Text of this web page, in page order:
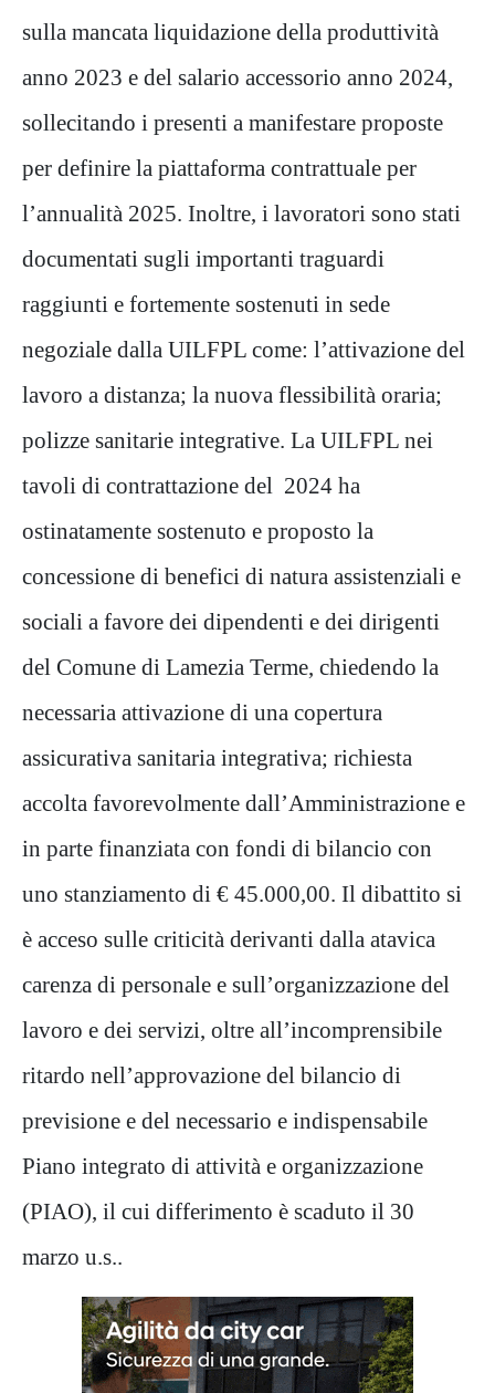
sulla mancata liquidazione della produttività
anno 2023 e del salario accessorio anno 2024,
sollecitando i presenti a manifestare proposte
per definire la piattaforma contrattuale per
l’annualità 2025. Inoltre, i lavoratori sono stati
documentati sugli importanti traguardi
raggiunti e fortemente sostenuti in sede
negoziale dalla UILFPL come: l’attivazione del
lavoro a distanza; la nuova flessibilità oraria;
polizze sanitarie integrative. La UILFPL nei
tavoli di contrattazione del 2024 ha
ostinatamente sostenuto e proposto la
concessione di benefici di natura assistenziali e
sociali a favore dei dipendenti e dei dirigenti
del Comune di Lamezia Terme, chiedendo la
necessaria attivazione di una copertura
assicurativa sanitaria integrativa; richiesta
accolta favorevolmente dall’Amministrazione e
in parte finanziata con fondi di bilancio con
uno stanziamento di € 45.000,00. Il dibattito si
è acceso sulle criticità derivanti dalla atavica
carenza di personale e sull’organizzazione del
lavoro e dei servizi, oltre all’incomprensibile
ritardo nell’approvazione del bilancio di
previsione e del necessario e indispensabile
Piano integrato di attività e organizzazione
(PIAO), il cui differimento è scaduto il 30
marzo u.s..